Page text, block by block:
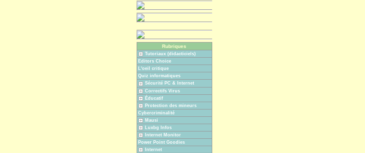
Rubriques
Tutoriaux (didacticiels)
Editors Choice
L'oeil critique
Quiz informatiques
Sécurité PC & Internet
Correctifs Virus
Éducatif
Protection des mineurs
Cybercriminalité
Mausi
Luxbg Infos
Internet Monitor
Power Point Goodies
Internet